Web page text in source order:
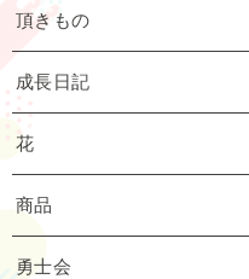
頂きもの
成長日記
花
商品
勇士会